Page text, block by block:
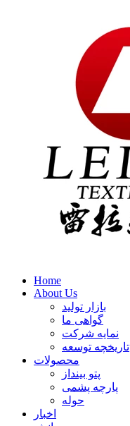
Home
About Us
بازار تولید
گواهی ما
نمایه شرکت
تاریخچه توسعه
محصولات
پتو بینداز
پارچه پشمی
حوله
اخبار